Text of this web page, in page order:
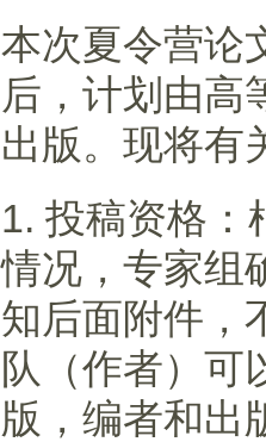
本次夏令营论
后，计划由高
出版。现将有
1. 投稿资格：
情况，专家组
知后面附件，
队（作者）可
版，编者和出